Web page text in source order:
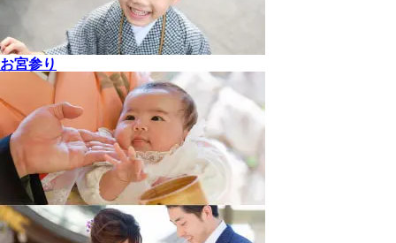
お宮参り